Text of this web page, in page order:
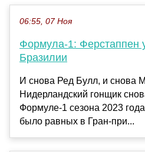
06:55, 07 Ноя
Формула-1: Ферстаппен
Бразилии
И снова Ред Булл, и снова
Нидерландский гонщик
Формуле-1 сезона 2023
было равных в Гран-при...